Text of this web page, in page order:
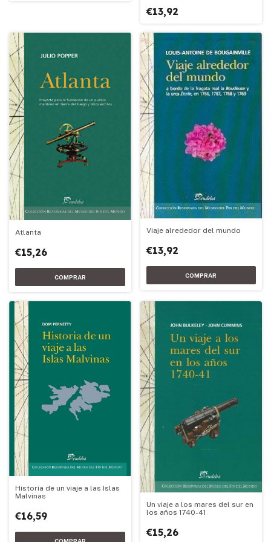
€13,92
Atlanta
€15,26
Viaje alrededor del mundo
€13,92
Historia de un viaje a las Islas
Malvinas
€16,59
Un viaje a los mares del sur en
los años 1740-41
€15,26